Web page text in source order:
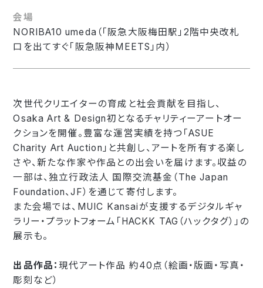
会場
NORIBA10 umeda（「阪急大阪梅田駅」2階中央改札
口を出てすぐ「阪急阪神MEETS」内​）
次世代クリエイターの育成と社会貢献を目指し、
Osaka Art & Design初となるチャリティーアートオー
クションを開催。豊富な運営実績を持つ「ASUE
Charity Art Auction」と共創し、アートを所有する楽し
さや、新たな作家や作品との出会いを届けます。収益の
一部は、独立行政法人 国際交流基金（The Japan
Foundation、JF）を通じて寄付します。
また会場では、MUIC Kansaiが支援するデジタルギャ
ラリー・プラットフォーム「HACKK TAG（ハックタグ）」の
展示も。
出品作品：現代アート作品 約40点（絵画・版画・写真・
彫刻など）